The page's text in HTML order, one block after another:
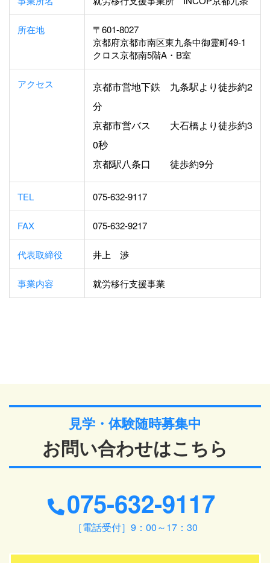
所在地
〒601-8027
京都府京都市南区東九条中御霊町49-1
クロス京都南5階A・B室
アクセス 京都市営地下鉄 九条駅より徒歩約2
分
京都市営バス 大石橋より徒歩約3
0秒
京都駅八条口 徒歩約9分
TEL 075-632-9117
FAX 075-632-9217
代表取締役 井上 渉
事業内容 就労移行支援事業
見学・体験随時募集中
お問い合わせはこちら
075-632-9117
［電話受付］9：00～17：30